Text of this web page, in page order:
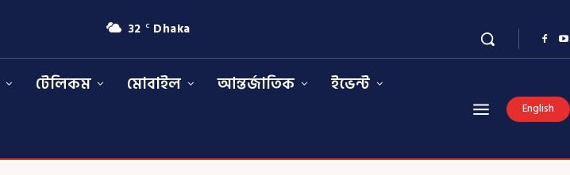
32 C Dhaka
টেলিকম মোবাইল আন্তর্জাতিক
ইভেন্ট
English